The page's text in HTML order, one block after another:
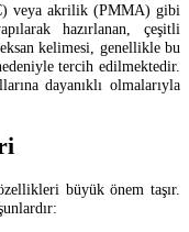
veya akrilik (PMMA) gibi
hazırlanan, çeşitli
kelimesi, genellikle bu
tercih edilmektedir.
dayanıklı olmalarıyla
büyük önem taşır.